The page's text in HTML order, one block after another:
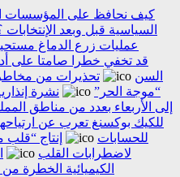
كيف نحافظ على المؤسسات
السياسية قبل وبعد الإنتخابات
عمليات زرع الدماغ
السن
تحذيرات من مخاطر
“موجة الحر”
نشرة
إلى الأربعاء بعدد من مناطق
للكيك بوكسنغ تعرب عن
للحسابات
إنتاج
لاضطرابات القلب
الكيميائية الخطرة